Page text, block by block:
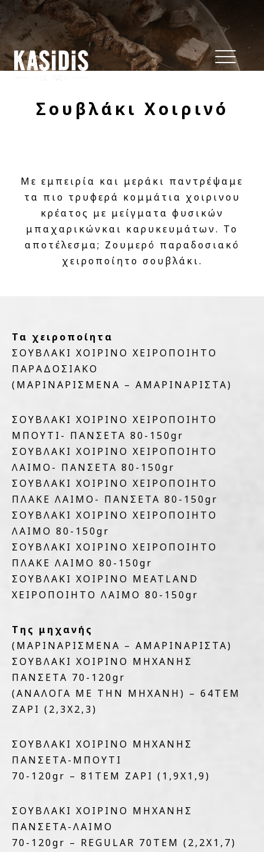
Σουβλάκι Χοιρινό
Με εμπειρία και μεράκι παντρέψαμε
τα πιο τρυφερά κομμάτια χοιρινου
κρέατος με μείγματα φυσικών
μπαχαρικώνκαι καρυκευμάτων. Το
αποτέλεσμα; Ζουμερό παραδοσιακό
χειροποίητο σουβλάκι.
Τα χειροποίητα
ΣΟΥΒΛΑΚΙ ΧΟΙΡΙΝΟ ΧΕΙΡΟΠΟΙΗΤΟ
ΠΑΡΑΔΟΣΙΑΚΟ
(MAΡΙΝΑΡΙΣΜΕΝΑ – ΑΜΑΡΙΝΑΡΙΣΤΑ)
ΣΟΥΒΛΑΚΙ ΧΟΙΡΙΝΟ ΧΕΙΡΟΠΟΙΗΤΟ
ΜΠΟΥΤΙ- ΠΑΝΣΕΤΑ 80-150gr
ΣΟΥΒΛΑΚΙ ΧΟΙΡΙΝΟ ΧΕΙΡΟΠΟΙΗΤΟ
ΛΑΙΜΟ- ΠΑΝΣΕΤΑ 80-150gr
ΣΟΥΒΛΑΚΙ ΧΟΙΡΙΝΟ ΧΕΙΡΟΠΟΙΗΤΟ
ΠΛΑΚΕ ΛΑΙΜΟ- ΠΑΝΣΕΤΑ 80-150gr
ΣΟΥΒΛΑΚΙ ΧΟΙΡΙΝΟ ΧΕΙΡΟΠΟΙΗΤΟ
ΛΑΙΜΟ 80-150gr
ΣΟΥΒΛΑΚΙ ΧΟΙΡΙΝΟ ΧΕΙΡΟΠΟΙΗΤΟ
ΠΛΑΚΕ ΛΑΙΜΟ 80-150gr
ΣΟΥΒΛΑΚΙ ΧΟΙΡΙΝΟ MEATLAND
ΧΕΙΡΟΠΟΙΗΤΟ ΛΑΙΜΟ 80-150gr
Της μηχανής
(MAΡΙΝΑΡΙΣΜΕΝΑ – ΑΜΑΡΙΝΑΡΙΣΤΑ)
ΣΟΥΒΛΑΚΙ ΧΟΙΡΙΝΟ ΜΗΧΑΝΗΣ
ΠΑΝΣΕΤΑ 70-120gr
(ΑΝΑΛΟΓΑ ΜΕ ΤΗΝ ΜΗΧΑΝΗ) – 64ΤΕΜ
ΖΑΡΙ (2,3Χ2,3)
ΣΟΥΒΛΑΚΙ ΧΟΙΡΙΝΟ ΜΗΧΑΝΗΣ
ΠΑΝΣΕΤΑ-ΜΠΟΥΤΙ
70-120gr – 81ΤΕΜ ΖΑΡΙ (1,9Χ1,9)
ΣΟΥΒΛΑΚΙ ΧΟΙΡΙΝΟ ΜΗΧΑΝΗΣ
ΠΑΝΣΕΤΑ-ΛΑΙΜΟ
70-120gr – REGULAR 70ΤΕΜ (2,2Χ1,7)